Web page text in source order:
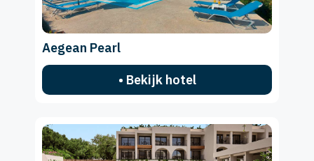
Aegean Pearl
• Bekijk hotel